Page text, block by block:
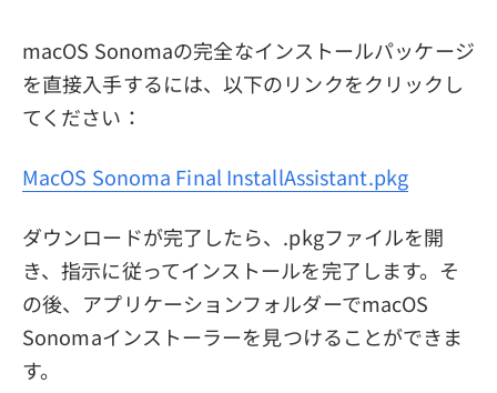
macOS Sonomaの完全なインストールパッケージ
を直接入手するには、以下のリンクをクリックし
てください：
MacOS Sonoma Final InstallAssistant.pkg
ダウンロードが完了したら、.pkgファイルを開
き、指示に従ってインストールを完了します。そ
の後、アプリケーションフォルダーでmacOS
Sonomaインストーラーを見つけることができま
す。